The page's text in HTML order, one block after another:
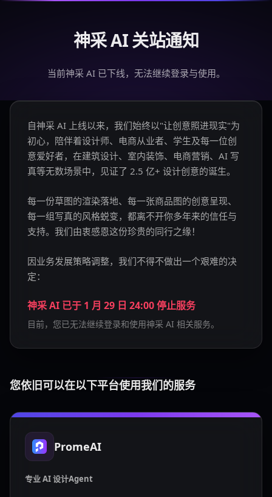
神采 AI 关站通知
当前神采 AI 已下线，无法继续登录与使用。
自神采 AI 上线以来，我们始终以"让创意照进现实"为
初心，陪伴着设计师、电商从业者、学生及每一位创
意爱好者，在建筑设计、室内装饰、电商营销、AI 写
真等无数场景中，见证了 2.5 亿+ 设计创意的诞生。
每一份草图的渲染落地、每一张商品图的创意呈现、
每一组写真的风格蜕变，都离不开你多年来的信任与
支持。我们由衷感恩这份珍贵的同行之缘！
因业务发展策略调整，我们不得不做出一个艰难的决
定：
神采 AI 已于 1 月 29 日 24:00 停止服务
目前，您已无法继续登录和使用神采 AI 相关服务。
您依旧可以在以下平台使用我们的服务
PromeAI
专业 AI 设计Agent